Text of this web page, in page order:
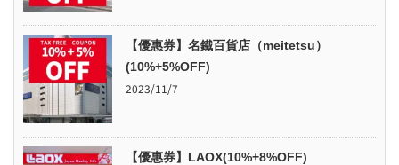
【優惠券】名鐵百貨店（meitetsu）
(10%+5%OFF)
2023/11/7
【優惠券】LAOX(10%+8%OFF)